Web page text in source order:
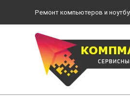
содержимому
Ремонт компьютеров и